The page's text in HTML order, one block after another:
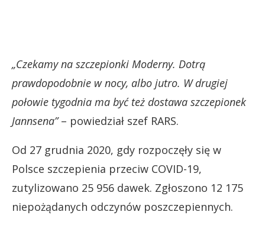
„Czekamy na szczepionki Moderny. Dotrą
prawdopodobnie w nocy, albo jutro. W drugiej
połowie tygodnia ma być też dostawa szczepionek
Jannsena”– powiedział szef RARS.
Od 27 grudnia 2020, gdy rozpoczęły się w
Polsce szczepienia przeciw COVID-19,
zutylizowano 25 956 dawek. Zgłoszono 12 175
niepożądanych odczynów poszczepiennych.